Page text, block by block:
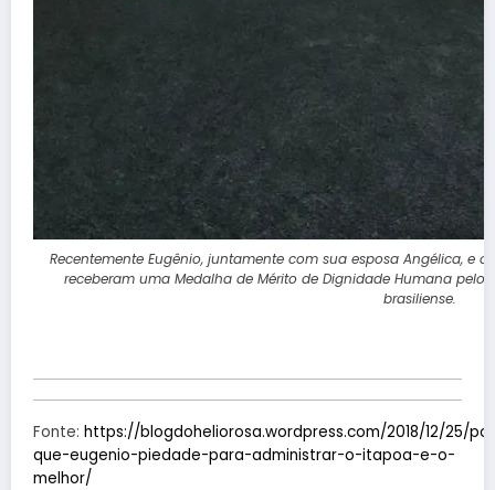
Recentemente Eugênio, juntamente com sua esposa Angélica, e
receberam uma Medalha de Mérito de Dignidade Humana
brasiliense.
Fonte: https://blogdoheliorosa.wordpress.com/2018/12/25/
que-eugenio-piedade-para-administrar-o-itapoa-e-o-
melhor/